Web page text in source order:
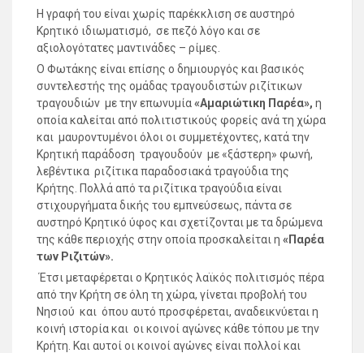
Η γραφή του είναι χωρίς παρέκκλιση σε αυστηρό
Κρητικό ιδιωματισμό, σε πεζό λόγο και σε
αξιολογότατες μαντινάδες – ρίμες.
Ο Φωτάκης είναι επίσης ο δημιουργός και βασικός
συντελεστής της ομάδας τραγουδιστών ριζίτικων
τραγουδιών με την επωνυμία«Αμαριώτικη Παρέα», η
οποία καλείται από πολιτιστικούς φορείς ανά τη χώρα
και μαυροντυμένοι όλοι οι συμμετέχοντες, κατά την
Κρητική παράδοση τραγουδούν με «ξάστερη» φωνή,
λεβέντικα ριζίτικα παραδοσιακά τραγούδια της
Κρήτης. Πολλά από τα ριζίτικα τραγούδια είναι
στιχουργήματα δικής του εμπνεύσεως, πάντα σε
αυστηρό Κρητικό ύφος και σχετίζονται με τα δρώμενα
της κάθε περιοχής στην οποία προσκαλείται η «Παρέα
των Ριζιτών».
Έτσι μεταφέρεται ο Κρητικός λαϊκός πολιτισμός πέρα
από την Κρήτη σε όλη τη χώρα, γίνεται προβολή του
Νησιού και όπου αυτό προσφέρεται, αναδεικνύεται η
κοινή ιστορία και οι κοινοί αγώνες κάθε τόπου με την
Κρήτη. Και αυτοί οι κοινοί αγώνες είναι πολλοί και